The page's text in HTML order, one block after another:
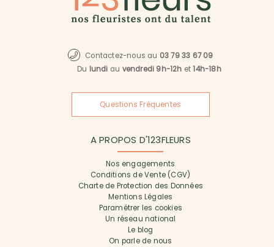
Contactez-nous au 03 79 33 67 09
Du lundi au vendredi 9h-12h et14h-18h
Questions Fréquentes
A PROPOS D'123FLEURS
Nos engagements
Conditions de Vente (CGV)
Charte de Protection des Données
Mentions Légales
Paramétrer les cookies
Un réseau national
Le blog
On parle de nous